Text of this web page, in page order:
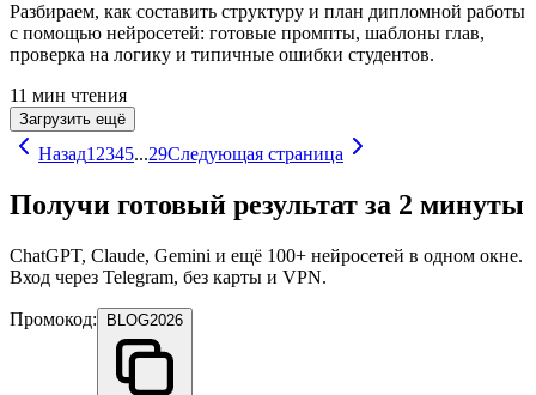
Разбираем, как составить структуру и план дипломной работы
с помощью нейросетей: готовые промпты, шаблоны глав,
проверка на логику и типичные ошибки студентов.
11 мин чтения
Загрузить ещё
Назад1 2345...29Следующая страница
Получи готовый результат за 2 минуты
ChatGPT, Claude, Gemini и ещё 100+ нейросетей в одном окне.
Вход через Telegram, без карты и VPN.
Промокод: BLOG2026